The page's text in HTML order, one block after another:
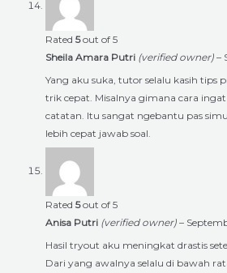
Rated 5out of 5
Sheila Amara Putri (verified owner) –
Yang aku suka, tutor selalu kasih tips
trik cepat. Misalnya gimana cara
catatan. Itu sangat ngebantu pas
lebih cepat jawab soal.
Rated 5out of 5
Anisa Putri (verified owner) –
Hasil tryout aku meningkat drastis
Dari yang awalnya selalu di bawah